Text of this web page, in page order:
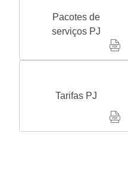
Pacotes de
serviços PJ
Tarifas PJ